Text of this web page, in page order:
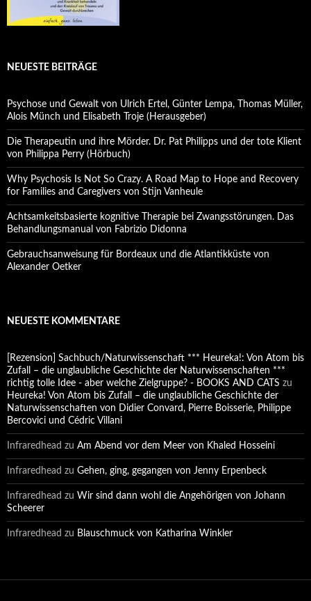
NEUESTE BEITRÄGE
Psychose und Gewalt von Ulrich Ertel, Günter Lempa, Thomas Müller,
Alois Münch und Elisabeth Troje (Herausgeber)
Die Therapeutin und ihre Mörder. Dr. Pat Philipps und der tote Klient
von Philippa Perry (Hörbuch)
Why Psychosis Is Not So Crazy. A Road Map to Hope and Recovery
for Families and Caregivers von Stijn Vanheule
Achtsamkeitsbasierte kognitive Therapie bei Zwangsstörungen. Das
Behandlungsmanual von Fabrizio Didonna
Gebrauchsanweisung für Bordeaux und die Atlantikküste von
Alexander Oetker
NEUESTE KOMMENTARE
[Rezension] Sachbuch/Naturwissenschaft *** Heureka!: Von Atom bis
Zufall – die unglaubliche Geschichte der Naturwissenschaften ***
richtig tolle Idee - aber welche Zielgruppe? - BOOKS AND CATS zu
Heureka! Von Atom bis Zufall – die unglaubliche Geschichte der
Naturwissenschaften von Didier Convard, Pierre Boisserie, Philippe
Bercovici und Cédric Villani
Infraredhead zu Am Abend vor dem Meer von Khaled Hosseini
Infraredhead zu Gehen, ging, gegangen von Jenny Erpenbeck
Infraredhead zu Wir sind dann wohl die Angehörigen von Johann
Scheerer
Infraredhead zu Blauschmuck von Katharina Winkler